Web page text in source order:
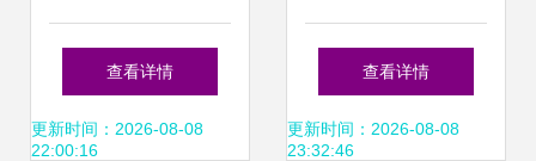
塑胶模具钢 锻造工
艺与卓越性能的全
查看详情
更新时间：2026-08-08
22:00:16
效模具制造的优选
材料
查看详情
更新时间：2026-08-08
23:32:46